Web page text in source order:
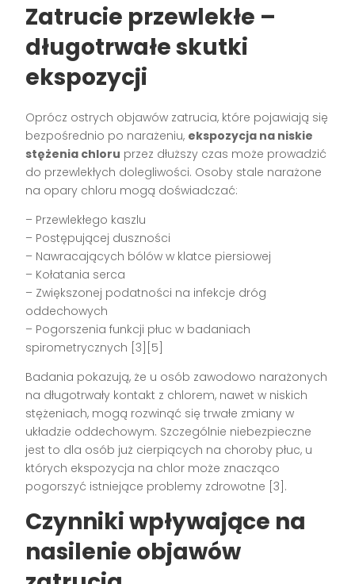
Zatrucie przewlekłe –
długotrwałe skutki
ekspozycji
Oprócz ostrych objawów zatrucia, które pojawiają się
bezpośrednio po narażeniu, ekspozycja na niskie
stężenia chloru przez dłuższy czas może prowadzić
do przewlekłych dolegliwości. Osoby stale narażone
na opary chloru mogą doświadczać:
– Przewlekłego kaszlu
– Postępującej duszności
– Nawracających bólów w klatce piersiowej
– Kołatania serca
– Zwiększonej podatności na infekcje dróg
oddechowych
– Pogorszenia funkcji płuc w badaniach
spirometrycznych [3][5]
Badania pokazują, że u osób zawodowo narażonych
na długotrwały kontakt z chlorem, nawet w niskich
stężeniach, mogą rozwinąć się trwałe zmiany w
układzie oddechowym. Szczególnie niebezpieczne
jest to dla osób już cierpiących na choroby płuc, u
których ekspozycja na chlor może znacząco
pogorszyć istniejące problemy zdrowotne [3].
Czynniki wpływające na
nasilenie objawów